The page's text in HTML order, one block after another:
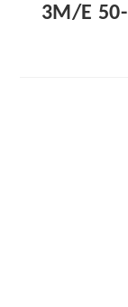
پمپ سانتریفیوژ استیل آبارا 3M/E 50-